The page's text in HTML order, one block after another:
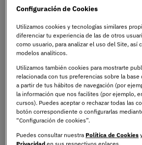
¿Qué son los
procesamiento
natural?
Cuando hablamos de modelos de
lenguaje natural (PLN), nos referimos
inteligencia artificial que enseña a las
solo las palabras que decimos, sino
Configuración de Cookies
Utilizamos cookies y tecnologías similares
diferenciar tu experiencia de las de otros
como usuario, para analizar el uso del Site, así
modelos analíticos.
Utilizamos también cookies para mostrarte
relacionada con tus preferencias sobre la
a partir de tus hábitos de navegación (por
la información que nos facilites (por ejemplo,
cursos). Puedes aceptar o rechazar todas las
botón correspondiente o configurarlas
“Configuración de cookies”.
Puedes consultar nuestra Política de Cookies